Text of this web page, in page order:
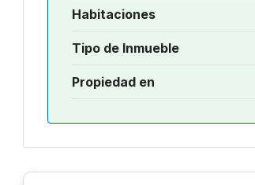
Habitaciones
Tipo de Inmueble
Propiedad en